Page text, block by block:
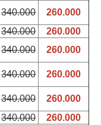
340.000
260.000
340.000
260.000
340.000
260.000
340.000
260.000
340.000
260.000
340.000
260.000